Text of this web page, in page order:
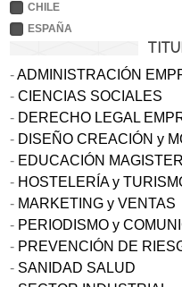
CHILE
ESPAÑA
-ADMINISTRACIÓN
-CIENCIAS SOCIALES
- DERECHO LEGAL
- DISEÑO CREACIÓN y
- EDUCACIÓN
- HOSTELERÍA y
- MARKETING y VENTAS
- PERIODISMO y
- PREVENCIÓN DE
- SANIDAD SALUD